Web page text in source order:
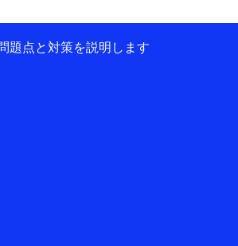
題点と対策を説明します